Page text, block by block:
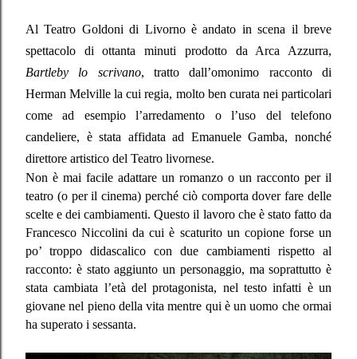
Al Teatro Goldoni di Livorno è andato in scena il breve
spettacolo di ottanta minuti prodotto da Arca Azzurra,
Bartleby lo scrivano,
tratto dall’omonimo racconto di
Herman Melville la cui regia, molto ben curata nei particolari
come ad esempio l’arredamento o l’uso del telefono
candeliere, è stata affidata ad Emanuele Gamba, nonché
direttore artistico del Teatro livornese.
Non è mai facile adattare un romanzo o un racconto per il
teatro (o per il cinema) perché ciò comporta dover fare delle
scelte e dei cambiamenti. Questo il lavoro che è stato fatto da
Francesco Niccolini da cui è scaturito un copione forse un
po’ troppo didascalico con due cambiamenti rispetto al
racconto: è stato aggiunto un personaggio, ma soprattutto è
stata cambiata l’età del protagonista, nel testo infatti è un
giovane nel pieno della vita mentre qui è un uomo che ormai
ha superato i sessanta.